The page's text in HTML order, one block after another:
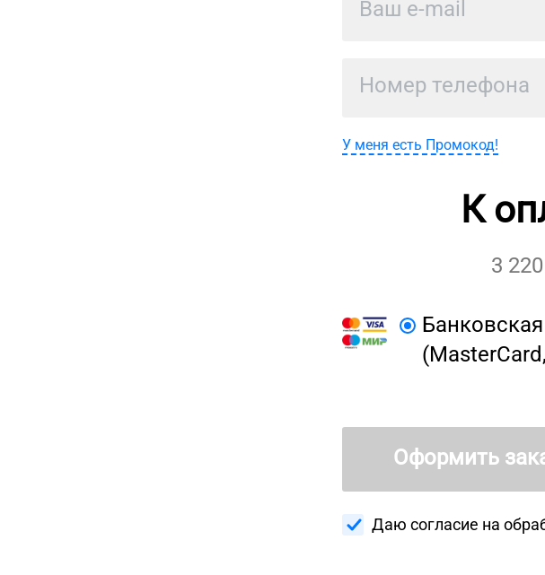
У меня есть Промокод!
К
3 220
Оформить
Даю согласие на